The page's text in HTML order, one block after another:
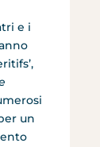
e i
un